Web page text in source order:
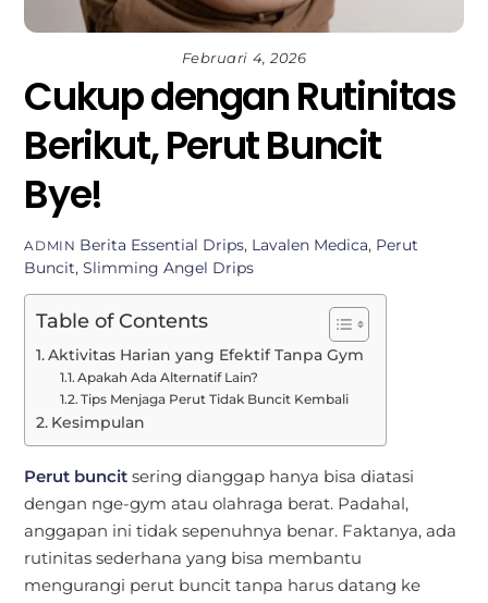
Februari 4, 2026
Cukup dengan Rutinitas
Berikut, Perut Buncit
Bye!
ADMIN Berita Essential Drips, Lavalen Medica, Perut
Buncit,Slimming Angel Drips
Table of Contents
Aktivitas Harian yang Efektif Tanpa Gym
Apakah Ada Alternatif Lain?
Tips Menjaga Perut Tidak Buncit Kembali
Kesimpulan
Perut buncit sering dianggap hanya bisa diatasi
dengan nge-gym atau olahraga berat. Padahal,
anggapan ini tidak sepenuhnya benar. Faktanya, ada
rutinitas sederhana yang bisa membantu
mengurangi perut buncit tanpa harus datang ke